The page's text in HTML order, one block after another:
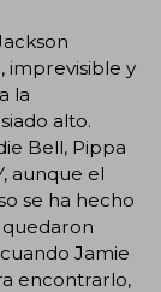
imprevisible y
la
alto.
Bell, Pippa
aunque el
se ha hecho
quedaron
Jamie
encontrarlo,